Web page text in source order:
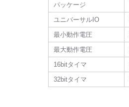
パッケージ
ユニバーサルIO
最小動作電圧
最大動作電圧
16bitタイマ
32bitタイマ